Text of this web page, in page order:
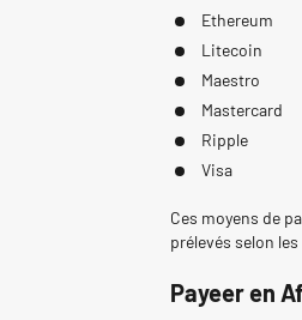
Ethereum
Litecoin
Maestro
Mastercard
Ripple
Visa
Ces moyens de
prélevés selon
Payeer en